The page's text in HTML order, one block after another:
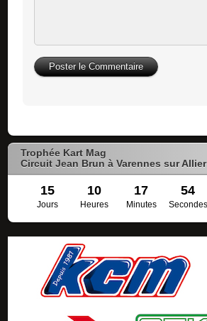
Trophée Kart Mag
Circuit Jean Brun à Varennes sur Allier
15 10 17 54
Jours Heures Minutes Secondes